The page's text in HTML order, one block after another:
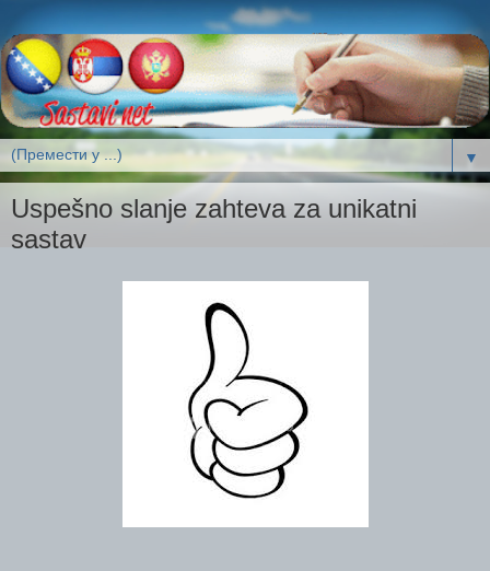
▼
Uspešno slanje zahteva za unikatni
sastav